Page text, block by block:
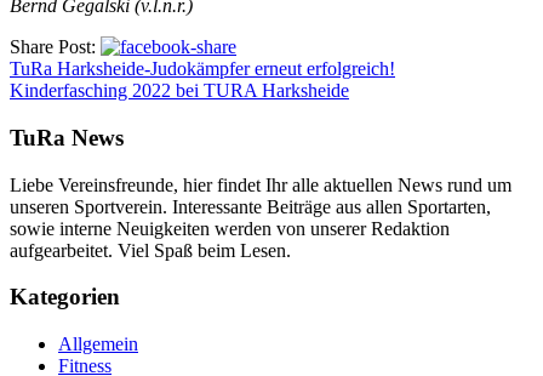
Bernd Gegalski (v.l.n.r.)
Share Post:
TuRa Harksheide-Judokämpfer erneut erfolgreich!
Kinderfasching 2022 bei TURA Harksheide
TuRa News
Liebe Vereinsfreunde, hier findet Ihr alle aktuellen News rund um
unseren Sportverein. Interessante Beiträge aus allen Sportarten,
sowie interne Neuigkeiten werden von unserer Redaktion
aufgearbeitet. Viel Spaß beim Lesen.
Kategorien
Allgemein
Fitness